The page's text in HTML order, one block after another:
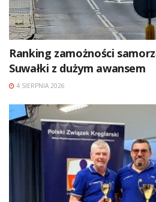
Ranking zamożności
Suwałki z dużym awansem
4 SIERPNIA 2026